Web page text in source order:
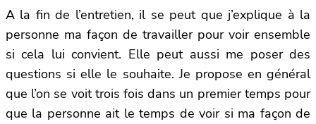
A la fin de l’entretien, il se peut que j’explique à la
personne ma façon de travailler pour voir ensemble
si cela lui convient. Elle peut aussi me poser des
questions si elle le souhaite. Je propose en général
que l’on se voit trois fois dans un premier temps pour
que la personne ait le temps de voir si ma façon de